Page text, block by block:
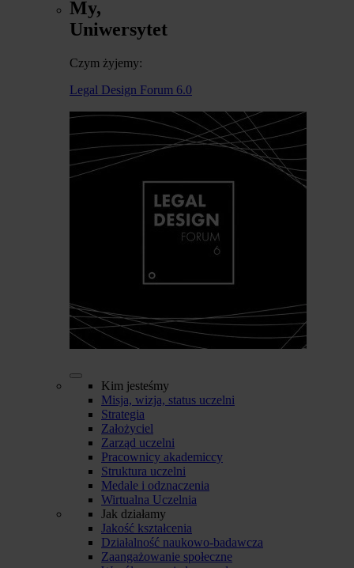
My,
Uniwersytet
Czym żyjemy:
Legal Design Forum 6.0
Kim jesteśmy
Misja, wizja, status uczelni
Strategia
Założyciel
Zarząd uczelni
Pracownicy akademiccy
Struktura uczelni
Medale i odznaczenia
Wirtualna Uczelnia
Jak działamy
Jakość kształcenia
Działalność naukowo-badawcza
Zaangażowanie społeczne